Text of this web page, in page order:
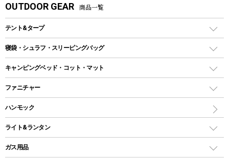
OUTDOOR GEAR 商品一覧
テント&タープ
テント
ツールームテント
ワンポールテント
シェルターテント
ロッジ型・オリジナルテント
寝袋・シュラフ・スリーピングバッグ
レクタングラー型（封筒型）シュラフ
インナーシュラフ
キャンピングベッド・コット・マット
キャンピングベッド・コット
インフレータブルマット
ファニチャー
アウトドアテーブル
レジャーシート
ハンモック
ライト&ランタン
LEDランタン
ガス用品